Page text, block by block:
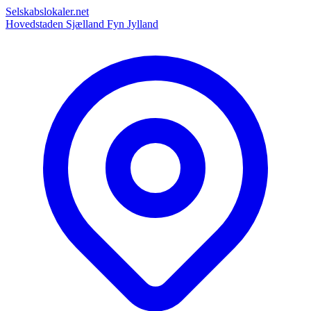
Selskabslokaler.net
Hovedstaden Sjælland Fyn Jylland